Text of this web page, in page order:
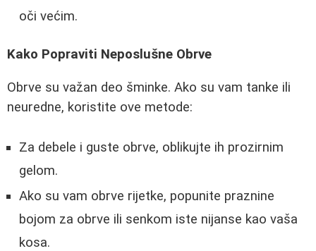
oči većim.
Kako Popraviti Neposlušne Obrve
Obrve su važan deo šminke. Ako su vam tanke ili
neuredne, koristite ove metode:
Za debele i guste obrve, oblikujte ih prozirnim
gelom.
Ako su vam obrve rijetke, popunite praznine
bojom za obrve ili senkom iste nijanse kao vaša
kosa.